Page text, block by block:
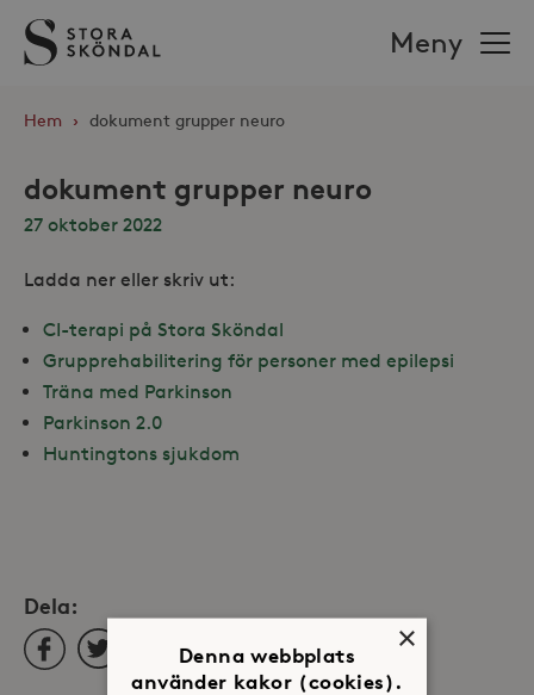
Stora
Sköndal
Meny
Hem › dokument grupper neuro
dokument grupper neuro
27 oktober 2022
Ladda ner eller skriv ut:
CI-terapi på Stora Sköndal
Grupprehabilitering för personer med epilepsi
Träna med Parkinson
Parkinson 2.0
Huntingtons sjukdom
Dela:
Facebook
Twitter LinkedIn ×
Denna webbplats
använder kakor (cookies).